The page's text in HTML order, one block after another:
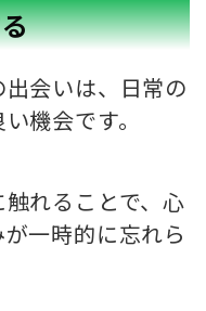
会いは、日常の
機会です。
れることで、心
一時的に忘れら